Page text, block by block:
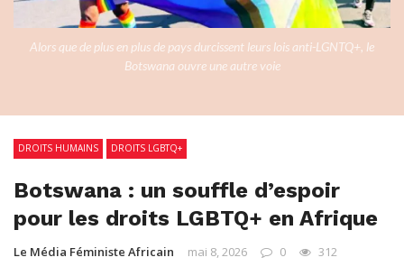
Alors que de plus en plus de pays durcissent leurs lois anti-LGNTQ+, le
Botswana ouvre une autre voie
DROITS HUMAINS DROITS LGBTQ+
Botswana : un souffle d’espoir
pour les droits LGBTQ+ en Afrique
Le Média Féministe Africain mai 8, 2026 0 312